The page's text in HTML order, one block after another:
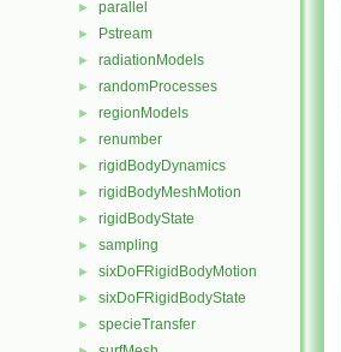
► parallel
► Pstream
► radiationModels
► randomProcesses
► regionModels
► renumber
► rigidBodyDynamics
► rigidBodyMeshMotion
► rigidBodyState
► sampling
► sixDoFRigidBodyMotion
► sixDoFRigidBodyState
► specieTransfer